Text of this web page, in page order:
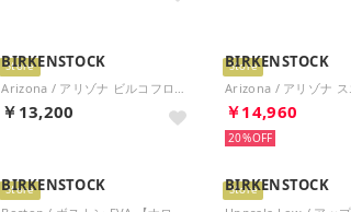
Store
BIRKENSTOCK
Arizona / アリゾナ ビルコフロー 【ナロー幅】 WOMEN （ゴールド）
￥13,200
Store
BIRKENSTOCK
￥14,960
20%
Store
BIRKENSTOCK Store
BIRKENSTOCK